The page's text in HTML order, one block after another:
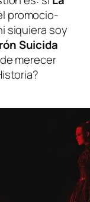
pro­mo­cio­
si­quie­ra soy
Suicida
me­re­cer